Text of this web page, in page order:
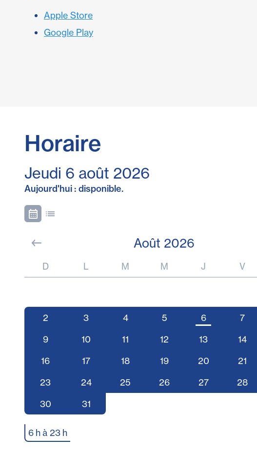
Apple Store
Google Play
Horaire
Jeudi 6 août 2026
Aujourd'hui : disponible.
Août 2026
D L M M J V
2
3 4 5 6 7
9
10 11 12 13 14
16
17 18 19 20 21
23
24 25 26 27 28
30
31
6 h à 23 h